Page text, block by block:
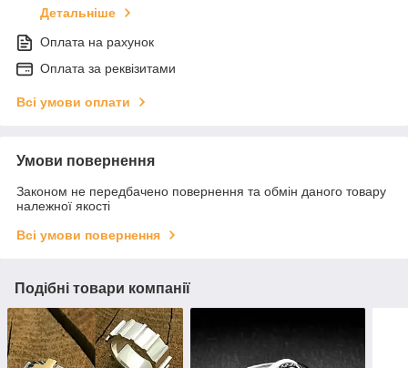
Детальніше
Оплата на рахунок
Оплата за реквізитами
Всі умови оплати
Умови повернення
Законом не передбачено повернення та обмін даного товару
належної якості
Всі умови повернення
Подібні товари компанії